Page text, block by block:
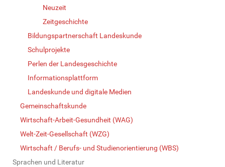
Neuzeit
Zeitgeschichte
Bildungspartnerschaft Landeskunde
Schulprojekte
Perlen der Landesgeschichte
Informationsplattform
Landeskunde und digitale Medien
Gemeinschaftskunde
Wirtschaft-Arbeit-Gesundheit (WAG)
Welt-Zeit-Gesellschaft (WZG)
Wirtschaft / Berufs- und Studienorientierung (WBS)
Sprachen und Literatur